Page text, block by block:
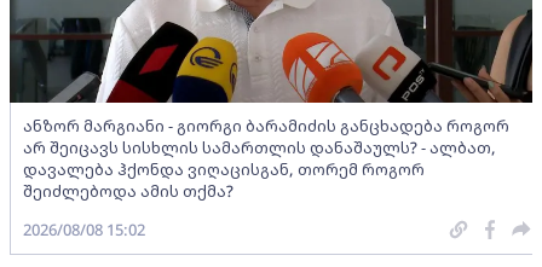
ანზორ მარგიანი - გიორგი ბარამიძის განცხადება როგორ
არ შეიცავს სისხლის სამართლის დანაშაულს? - ალბათ,
დავალება ჰქონდა ვიღაცისგან, თორემ როგორ
შეიძლებოდა ამის თქმა?
2026/08/08 15:02